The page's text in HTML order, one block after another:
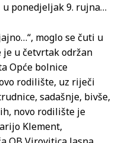
ponedjeljak 9. rujna…
moglo se čuti u
u četvrtak održan
Opće bolnice
rodilište, uz riječi
sadašnje, bivše,
novo rodilište je
Klement,